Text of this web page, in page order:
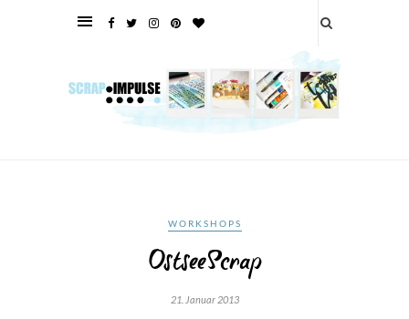
WORKSHOPS
OstseeScrap
21. Januar 2013